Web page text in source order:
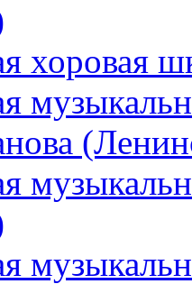
хоровая